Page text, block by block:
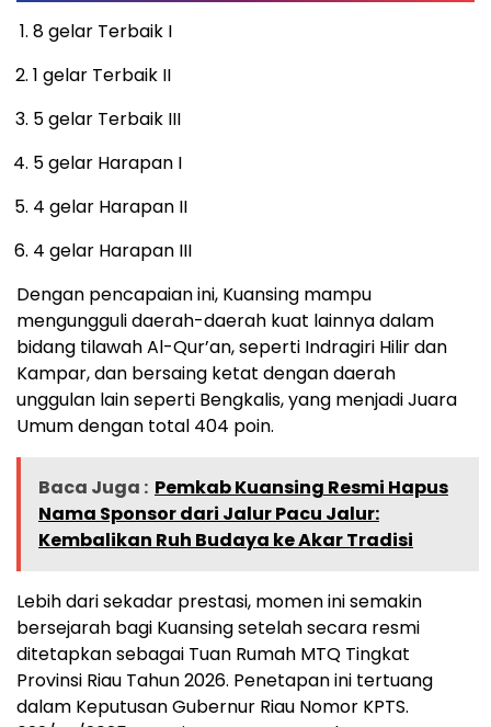
8 gelar Terbaik I
1 gelar Terbaik II
5 gelar Terbaik III
5 gelar Harapan I
4 gelar Harapan II
4 gelar Harapan III
Dengan pencapaian ini, Kuansing mampu
mengungguli daerah-daerah kuat lainnya dalam
bidang tilawah Al-Qur’an, seperti Indragiri Hilir dan
Kampar, dan bersaing ketat dengan daerah
unggulan lain seperti Bengkalis, yang menjadi Juara
Umum dengan total 404 poin.
Baca Juga : Pemkab Kuansing Resmi Hapus
Nama Sponsor dari Jalur Pacu Jalur:
Kembalikan Ruh Budaya ke Akar Tradisi
Lebih dari sekadar prestasi, momen ini semakin
bersejarah bagi Kuansing setelah secara resmi
ditetapkan sebagai Tuan Rumah MTQ Tingkat
Provinsi Riau Tahun 2026. Penetapan ini tertuang
dalam Keputusan Gubernur Riau Nomor KPTS.